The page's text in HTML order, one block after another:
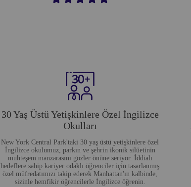
30 Yaş Üstü Yetişkinlere Özel İngilizce
Okulları
New York Central Park'taki 30 yaş üstü yetişkinlere özel
İngilizce okulumuz, parkın ve şehrin ikonik silüetinin
muhteşem manzarasını gözler önüne seriyor. İddialı
hedeflere sahip kariyer odaklı öğrenciler için tasarlanmış
özel müfredatımızı takip ederek Manhattan'ın kalbinde,
sizinle hemfikir öğrencilerle İngilizce öğrenin.